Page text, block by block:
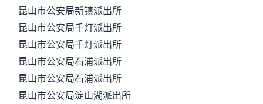
昆山市公安局新镇派出所
昆山市公安局千灯派出所
昆山市公安局千灯派出所
昆山市公安局石浦派出所
昆山市公安局石浦派出所
昆山市公安局淀山湖派出所